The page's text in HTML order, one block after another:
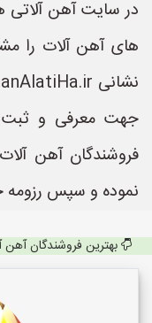
در سایت آهن آلاتی
های آهن آلات را
جهت معرفی و ثبت
فروشندگان آهن
نموده و سپس رزومه
بهترین فروشندگان